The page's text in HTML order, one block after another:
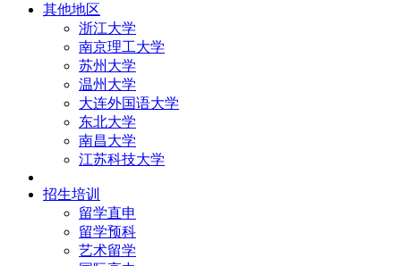
其他地区
浙江大学
南京理工大学
苏州大学
温州大学
大连外国语大学
东北大学
南昌大学
江苏科技大学
招生培训
留学直申
留学预科
艺术留学